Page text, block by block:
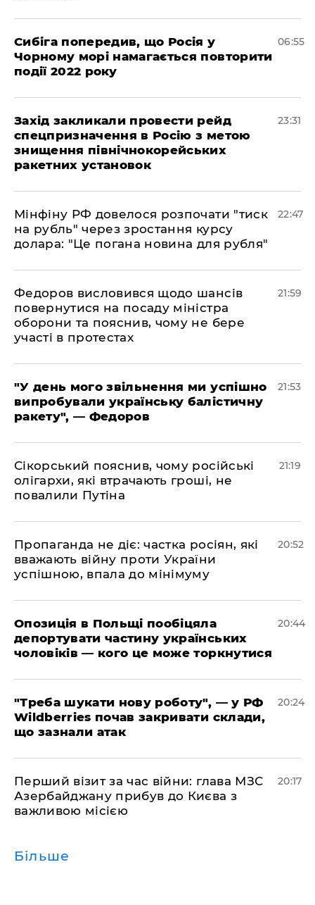
Сибіга попередив, що Росія у
Чорному морі намагається повторити
події 2022 року
06:55
​Захід закликали провести рейд
спецпризначення в Росію з метою
знищення північнокорейських
ракетних установок
23:31
​Мінфіну РФ довелося розпочати "тиск
на рубль" через зростання курсу
долара: "Це погана новина для рубля"
22:47
​Федоров висловився щодо шансів
повернутися на посаду міністра
оборони та пояснив, чому не бере
участі в протестах
21:59
​"У день мого звільнення ми успішно
випробували українську балістичну
ракету", — Федоров
21:53
​Сікорський пояснив, чому російські
олігархи, які втрачають гроші, не
повалили Путіна
21:19
​Пропаганда не діє: частка росіян, які
вважають війну проти України
успішною, впала до мінімуму
20:52
​Опозиція в Польщі пообіцяла
депортувати частину українських
чоловіків — кого це може торкнутися
20:44
​"Треба шукати нову роботу", — у РФ
Wildberries почав закривати склади,
що зазнали атак
20:24
​Перший візит за час війни: глава МЗС
Азербайджану прибув до Києва з
важливою місією
20:17
Більше